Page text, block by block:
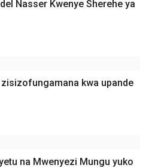
Nasser Kwenye Sherehe ya
kwa upande
na Mwenyezi Mungu yuko